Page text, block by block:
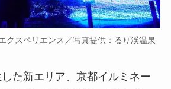
クスペリエンス／写真提供：るり渓温泉
た新エリア、京都イルミネー